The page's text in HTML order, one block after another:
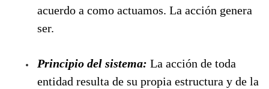
acuerdo a como actuamos. La acción genera
ser.
Principio del sistema: La acción de toda
entidad resulta de su propia estructura y de la